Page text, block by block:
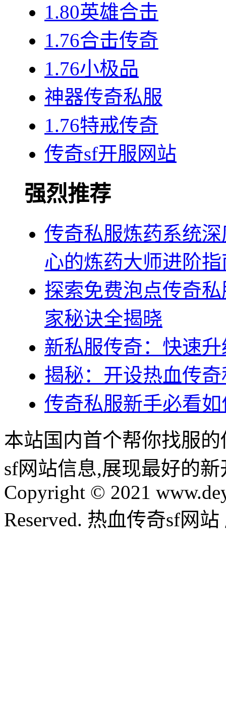
1.80英雄合击
1.76合击传奇
1.76小极品
神器传奇私服
1.76特戒传奇
传奇sf开服网站
强烈推荐
传奇私服炼药系统
心的炼药大师进阶指
探索免费泡点传奇
家秘诀全揭晓
新私服传奇：快速
揭秘：开设热血传
传奇私服新手必看
本站国内首个帮你找服
sf网站信息,展现最好的
Copyright © 2021
Reserved. 热血传奇sf网